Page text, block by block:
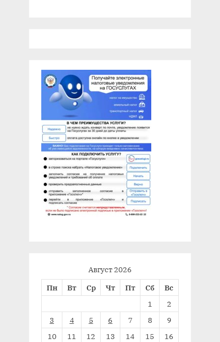
Август 2026
Пн
Вт Ср Чт Пт Сб
Вс
1
2
3
4 5 6 7 8
9
10
11 12 13 14 15
16